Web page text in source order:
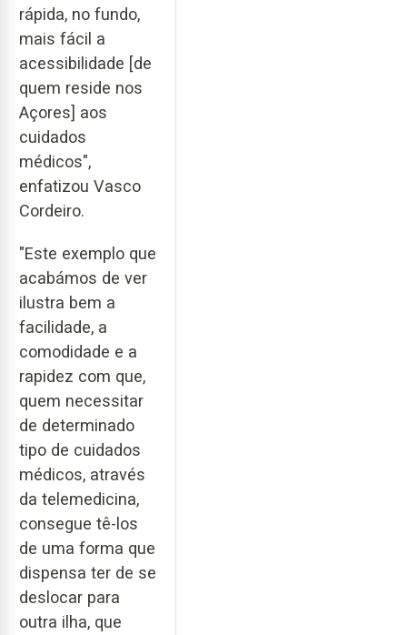
rápida, no fundo,
mais fácil a
acessibilidade [de
quem reside nos
Açores] aos
cuidados
médicos",
enfatizou Vasco
Cordeiro.
"Este exemplo que
acabámos de ver
ilustra bem a
facilidade, a
comodidade e a
rapidez com que,
quem necessitar
de determinado
tipo de cuidados
médicos, através
da telemedicina,
consegue tê-los
de uma forma que
dispensa ter de se
deslocar para
outra ilha, que